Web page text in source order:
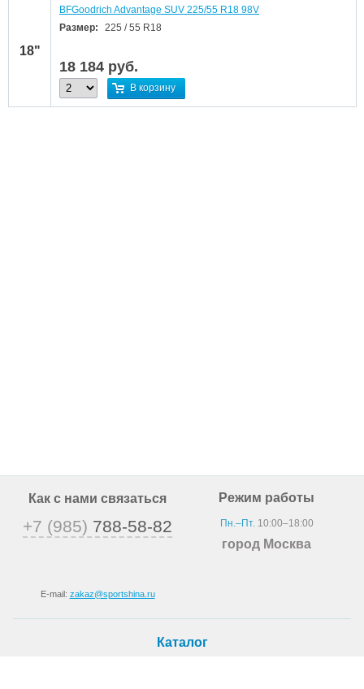
18"
BFGoodrich Advantage SUV 225/55 R18 98V
Размер:
225 / 55 R18
18 184 руб.
В корзину
Как с нами связаться
+7 (985) 788-58-82
E-mail: zakaz@sportshina.ru
Режим работы
Пн.–Пт.10:00–18:00
город Москва
Каталог